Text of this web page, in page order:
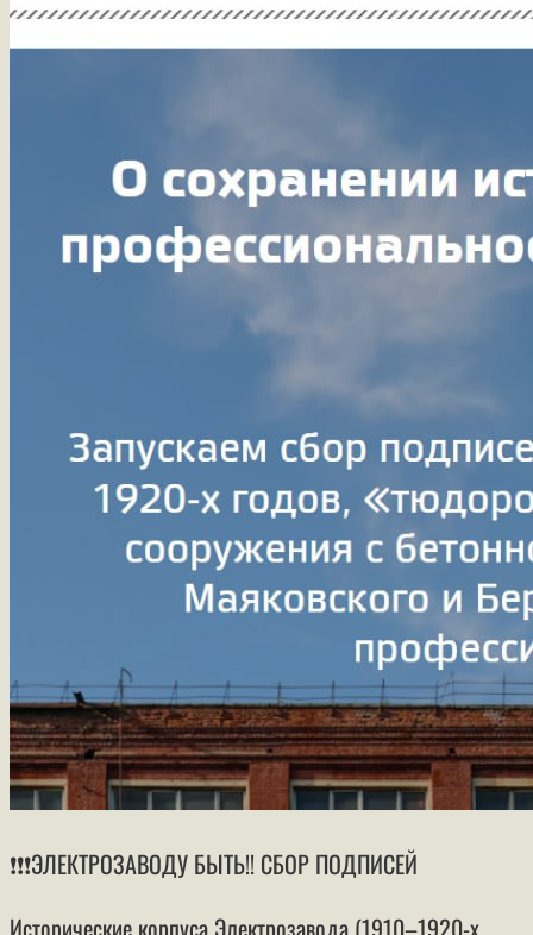
❗️❗️❗️ЭЛЕКТРОЗАВОДУ БЫТЬ!! СБОР ПОДПИСЕЙ
Исторические корпуса Электрозавода (1910–1920-х